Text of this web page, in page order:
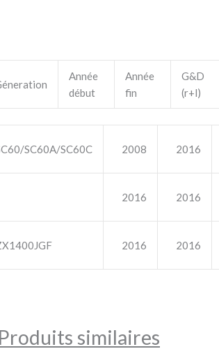
Année
début
Année
fin
G&D
(r+l)
SC60A/SC60C 2008 2016
2016 2016
2016 2016
Produits similaires